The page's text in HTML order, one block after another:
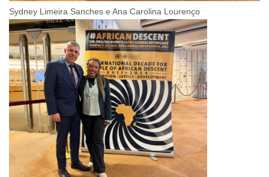
Sydney Limeira Sanches e Ana Carolina Lourenço